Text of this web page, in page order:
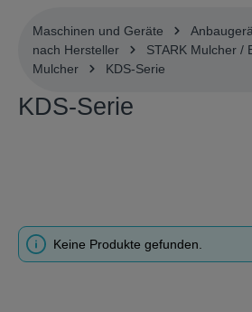
Maschinen und Geräte
nach Hersteller
STARK Mulcher /
Mulcher
KDS-Serie
KDS-Serie
Keine Produkte gefunden.